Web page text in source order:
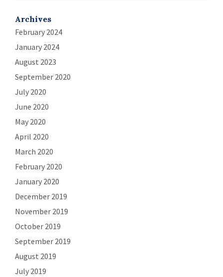
Archives
February 2024
January 2024
August 2023
September 2020
July 2020
June 2020
May 2020
April 2020
March 2020
February 2020
January 2020
December 2019
November 2019
October 2019
September 2019
August 2019
July 2019